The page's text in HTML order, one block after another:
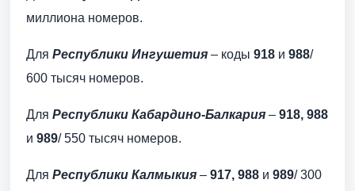
миллиона номеров.
Для Республики Ингушетия – коды 918 и 988/
600 тысяч номеров.
Для Республики Кабардино-Балкария – 918, 988
и 989/ 550 тысяч номеров.
Для Республики Калмыкия – 917, 988 и 989/ 300